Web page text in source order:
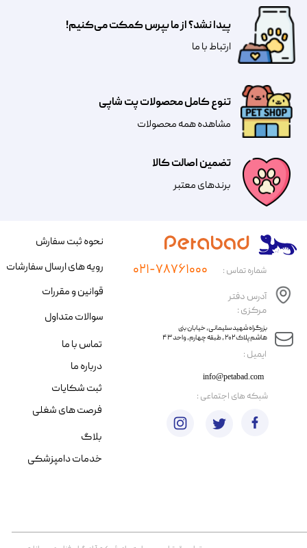
تضمین اصالت کالا
​​برندهای معتبر​​​​​​​
تنوع کامل محصولات پت شاپی
مشاهده همه محصولات
پیدا نشد؟ از ما بپرس کمکت می‌کنیم!
​​​ارتباط با ما
​ایمیل :
آدرس دفتر
مرکزی :
info@petabad.com
​​بزرگراه شهید سلیمانی، خیابان بنی
هاشم پلاک ۲۰۲ ، طبقه چهارم، واحد ۴۳
شماره تماس : ۰۲۱-۷۸۷۶۱۰۰۰
نحوه ثبت سفارش
رویه های ارسال سفارشات
قوانین و مقررات
سوالات متداول
تماس با ما
درباره ما
ثبت شکایات
فرصت های شغلی
​شبکه های اجتماعی :
بلاگ
خدمات دامپزشکی